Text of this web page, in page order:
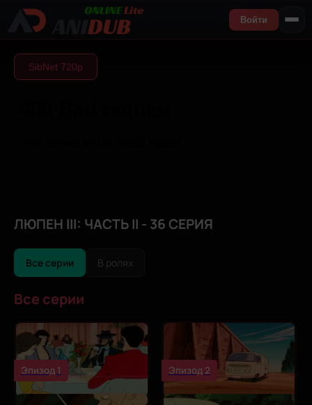
Войти
SibNet 720р
ЛЮПЕН III: ЧАСТЬ II - 36 СЕРИЯ
Все серии В ролях
Все серии
Эпизод 1 Эпизод 2